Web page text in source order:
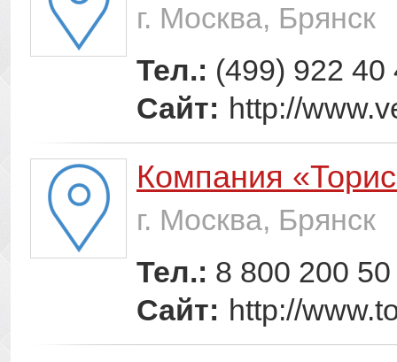
г. Москва, Брянск
Тел.: (499) 922 40
Сайт: http://
Компания
г. Москва, Брянск
Тел.: 8 800 200
Сайт: http://